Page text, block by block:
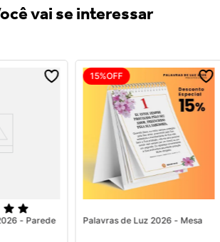
vai se interessar
- Parede
15%OFF
Palavras de Luz 2026 - Mesa